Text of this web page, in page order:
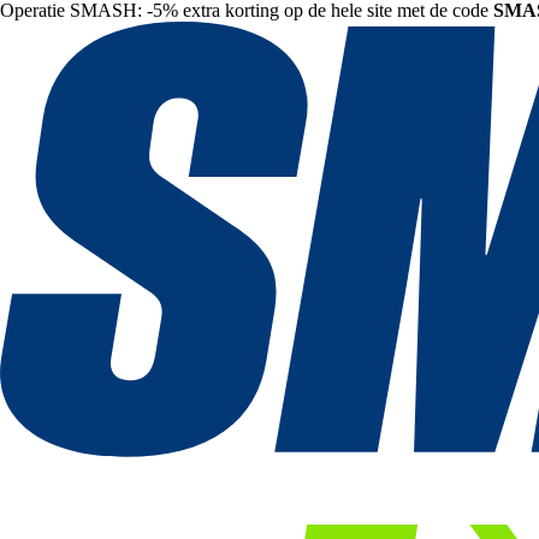
Operatie SMASH: -5% extra korting op de hele site met de code